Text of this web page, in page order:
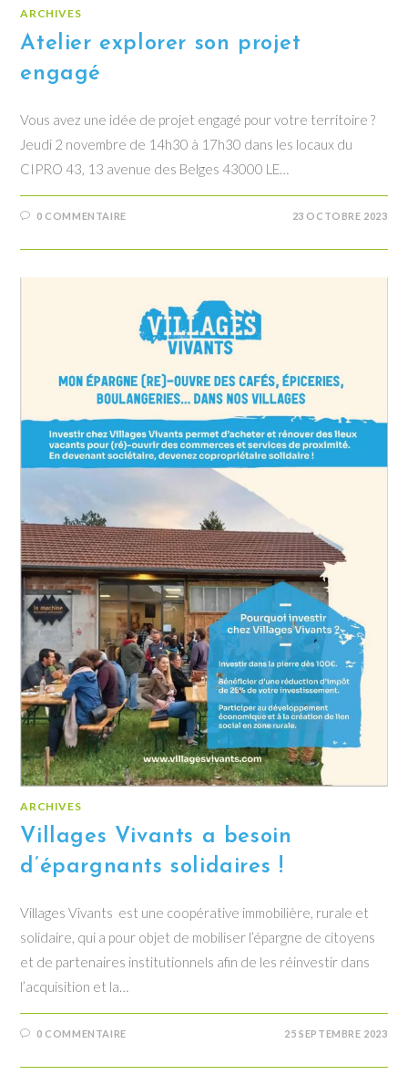
ARCHIVES
Atelier explorer son projet
engagé
Vous avez une idée de projet engagé pour votre territoire ?
Jeudi 2 novembre de 14h30 à 17h30 dans les locaux du
CIPRO 43, 13 avenue des Belges 43000 LE…
0 COMMENTAIRE 23 OCTOBRE 2023
ARCHIVES
Villages Vivants a besoin
d’épargnants solidaires !
Villages Vivants est une coopérative immobilière, rurale et
solidaire, qui a pour objet de mobiliser l’épargne de citoyens
et de partenaires institutionnels afin de les réinvestir dans
l’acquisition et la…
0 COMMENTAIRE 25 SEPTEMBRE 2023